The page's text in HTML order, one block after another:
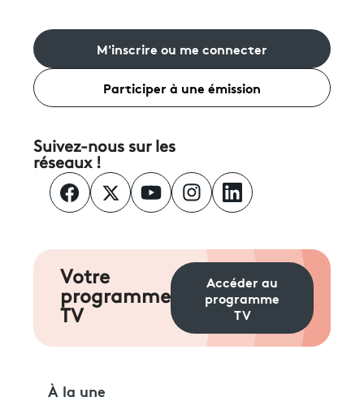
M'inscrire ou me connecter
Participer à une émission
Suivez-nous sur les
réseaux !
Votre
programme
TV
Accéder au
programme
TV
À la une